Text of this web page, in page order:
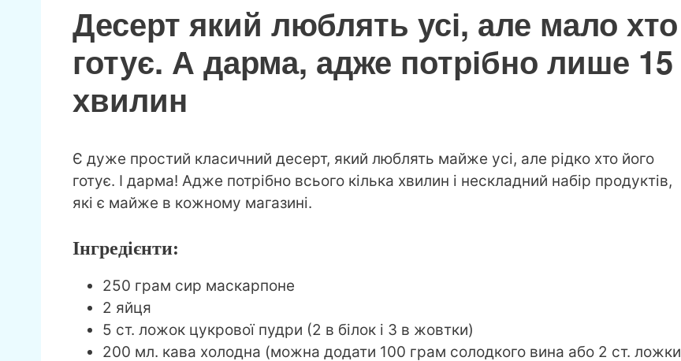
Десерт який люблять усі, але мало хто
готує. А дарма, адже потрібно лише 15
хвилин
Є дуже простий класичний десерт, який люблять майже усі, але рідко хто його
готує. І дарма! Адже потрібно всього кілька хвилин і нескладний набір продуктів,
які є майже в кожному магазині.
Інгредієнти:
250 грам сир маскарпоне
2 яйця
5 ст. ложок цукрової пудри (2 в білок і 3 в жовтки)
200 мл. кава холодна (можна додати 100 грам солодкого вина або 2 ст. ложки